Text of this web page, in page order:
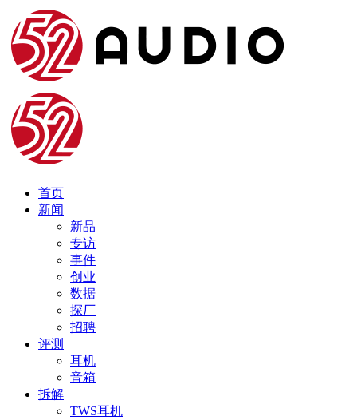
首页
新闻
新品
专访
事件
创业
数据
探厂
招聘
评测
耳机
音箱
拆解
TWS耳机